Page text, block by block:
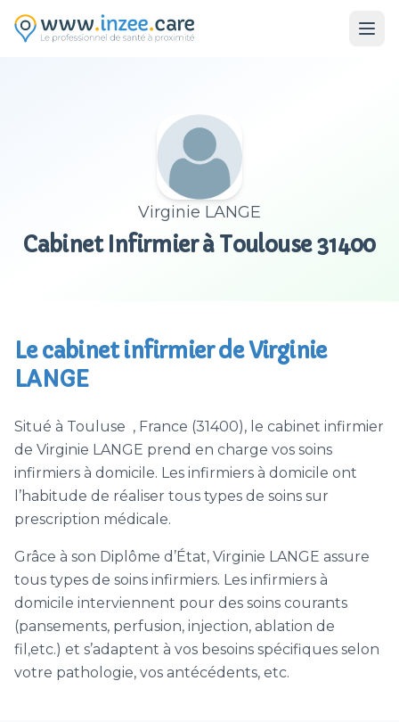
Virginie LANGE
Cabinet Infirmier à Toulouse 31400
Le cabinet infirmier de Virginie
LANGE
Situé à Touluse , France (31400), le cabinet infirmier
de Virginie LANGE prend en charge vos soins
infirmiers à domicile. Les infirmiers à domicile ont
l’habitude de réaliser tous types de soins sur
prescription médicale.
Grâce à son Diplôme d’État, Virginie LANGE assure
tous types de soins infirmiers. Les infirmiers à
domicile interviennent pour des soins courants
(pansements, perfusion, injection, ablation de
fil,etc.) et s’adaptent à vos besoins spécifiques selon
votre pathologie, vos antécédents, etc.